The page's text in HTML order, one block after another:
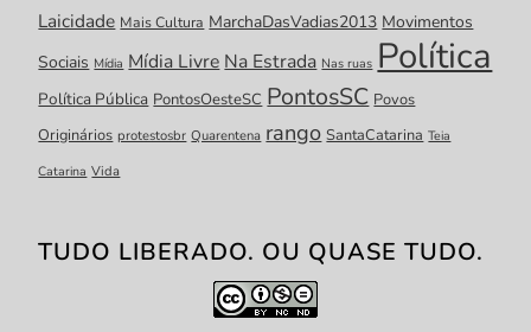
Laicidade Mais Cultura MarchaDasVadias2013 Movimentos
Sociais Mídia Mídia LivreNa Estrada Nas ruas Política
Política Pública PontosOesteSC PontosSC Povos
Originários protestosbr Quarentena rango SantaCatarina Teia
Catarina Vida
TUDO LIBERADO. OU QUASE TUDO.